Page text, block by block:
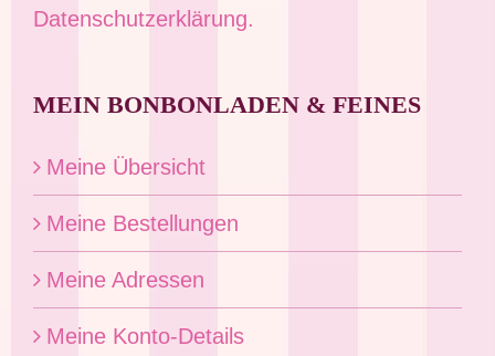
Datenschutzerklärung.
MEIN BONBONLADEN & FEINES
Meine Übersicht
Meine Bestellungen
Meine Adressen
Meine Konto-Details